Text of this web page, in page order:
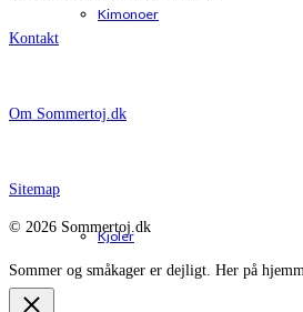
Kimonoer
Kjoler
Kontakt
Om Sommertoj.dk
Sitemap
© 2026 Sommertoj.dk
Sommer og småkager er dejligt. Her på